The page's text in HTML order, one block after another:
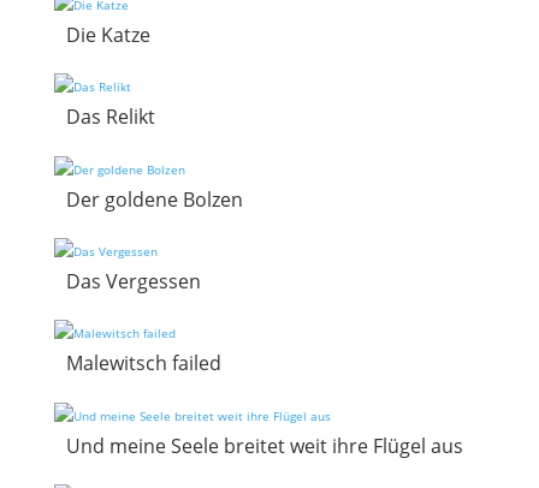
Die Katze
Das Relikt
Der goldene Bolzen
Das Vergessen
Malewitsch failed
Und meine Seele breitet weit ihre Flügel aus